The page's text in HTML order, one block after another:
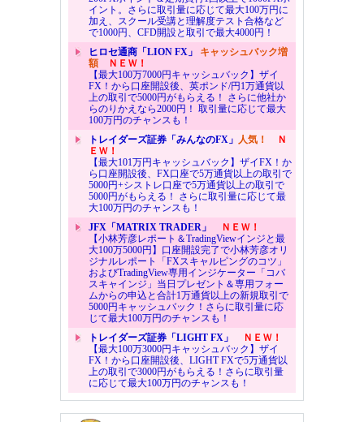
イント。さらに取引量に応じて最大100万円に
加え、スクール受講と理解度テスト合格など
で1000円、CFD開設と取引で最大4000円！
ヒロセ通商「LION FX」 キャッシュバック増
額ＮＥＷ！
【最大100万7000円キャッシュバック】ザイ
FX！から口座開設後、英ポンド/円1万通貨以
上の取引で5000円がもらえる！ さらに他社か
らのりかえなら2000円！ 取引量に応じて最大
100万円のチャンスも！
トレイダーズ証券「みんなのFX」 人気！
Ｎ
ＥＷ！
【最大101万円キャッシュバック】ザイFX！か
ら口座開設後、FX口座で5万通貨以上の取引で
5000円+シストレ口座で5万通貨以上の取引で
5000円がもらえる！ さらに取引量に応じて最
大100万円のチャンスも！
JFX「MATRIX TRADER」
ＮＥＷ！
【小林芳彦レポート＆TradingViewインジと最
大100万5000円】口座開設完了で小林芳彦オリ
ジナルレポート「FXスキャルピングのコツ」
およびTradingView専用インジケーター「コバ
スキャインジ」当日プレゼント＆専用フォー
ムからの申込と合計1万通貨以上の新規取引で
5000円キャッシュバック！さらに取引量に応
じて最大100万円のチャンスも！
トレイダーズ証券「LIGHT FX」
ＮＥＷ！
【最大100万3000円キャッシュバック】ザイ
FX！から口座開設後、LIGHT FXで5万通貨以
上の取引で3000円がもらえる！さらに取引量
に応じて最大100万円のチャンスも！